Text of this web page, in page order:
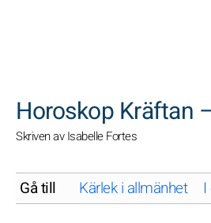
Horoskop Kräftan
Skriven av Isabelle Fortes
Gå till Kärlek i allmänhet